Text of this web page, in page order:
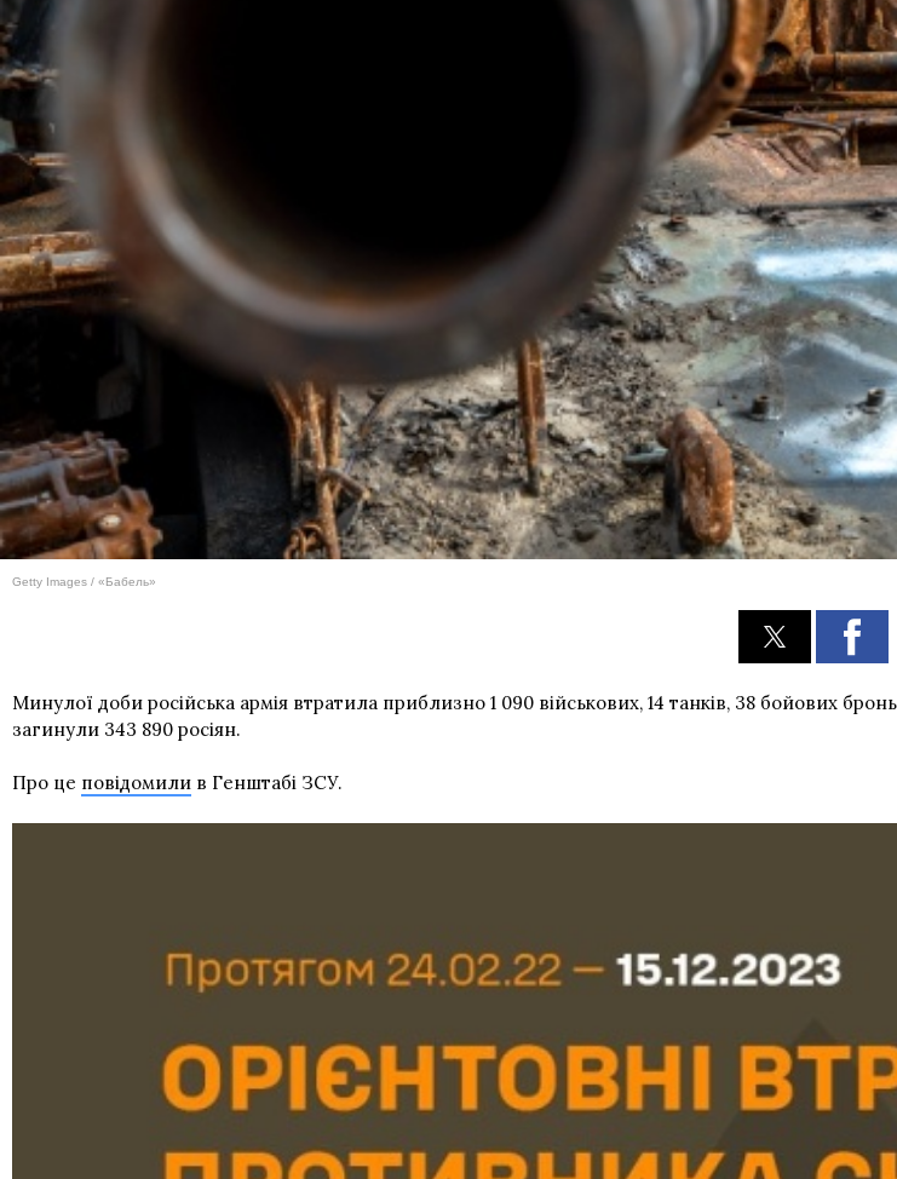
Getty Images / «Бабель»
Минулої доби російська армія втратила приблизно 1 090 військових, 14 танків, 38 бойових
загинули 343 890 росіян.
Про це повідомили в Генштабі ЗСУ.